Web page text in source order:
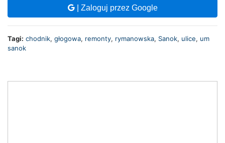
| Zaloguj przez Google
Tagi: chodnik, głogowa, remonty, rymanowska, Sanok, ulice, um
sanok